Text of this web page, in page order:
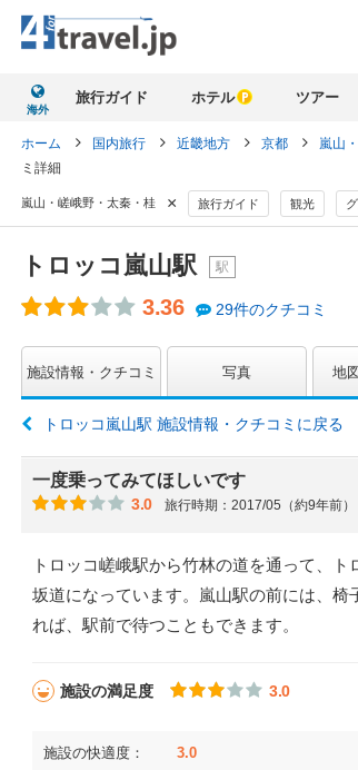
海外
旅行ガイド ホテル ツアー
ホーム 国内旅行 近畿地方 京都 嵐山
ミ詳細
嵐山・嵯峨野・太秦・桂 × 旅行ガイド 観光
トロッコ嵐山駅 駅
3.36 29件のクチコミ
施設情報・クチコミ 写真 地
トロッコ嵐山駅 施設情報・クチコミに戻る
一度乗ってみてほしいです
3.0 旅行時期：2017/05（約9年前）
トロッコ嵯峨駅から竹林の道を通って、
坂道になっています。嵐山駅の前には、
れば、駅前で待つこともできます。
施設の満足度 3.0
施設の快適度： 3.0